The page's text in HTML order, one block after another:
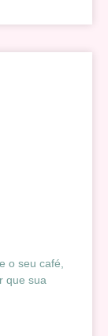
o seu café,
que sua